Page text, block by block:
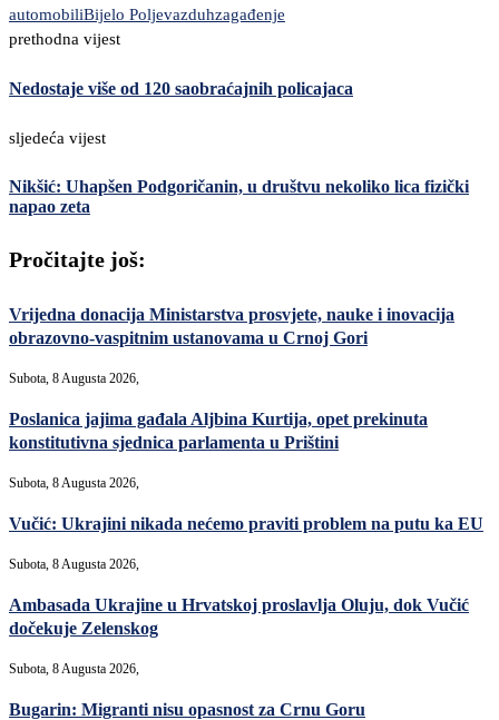
automobiliBijelo Poljevazduhzagađenje
prethodna vijest
Nedostaje više od 120 saobraćajnih policajaca
sljedeća vijest
Nikšić: Uhapšen Podgoričanin, u društvu nekoliko lica fizički
napao zeta
Pročitajte još:
Vrijedna donacija Ministarstva prosvjete, nauke i inovacija
obrazovno-vaspitnim ustanovama u Crnoj Gori
Subota, 8 Augusta 2026,
Poslanica jajima gađala Aljbina Kurtija, opet prekinuta
konstitutivna sjednica parlamenta u Prištini
Subota, 8 Augusta 2026,
Vučić: Ukrajini nikada nećemo praviti problem na putu ka EU
Subota, 8 Augusta 2026,
Ambasada Ukrajine u Hrvatskoj proslavlja Oluju, dok Vučić
dočekuje Zelenskog
Subota, 8 Augusta 2026,
Bugarin: Migranti nisu opasnost za Crnu Goru